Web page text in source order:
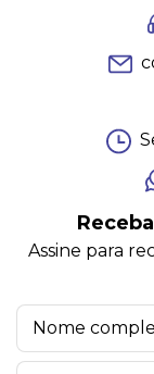
Assine para